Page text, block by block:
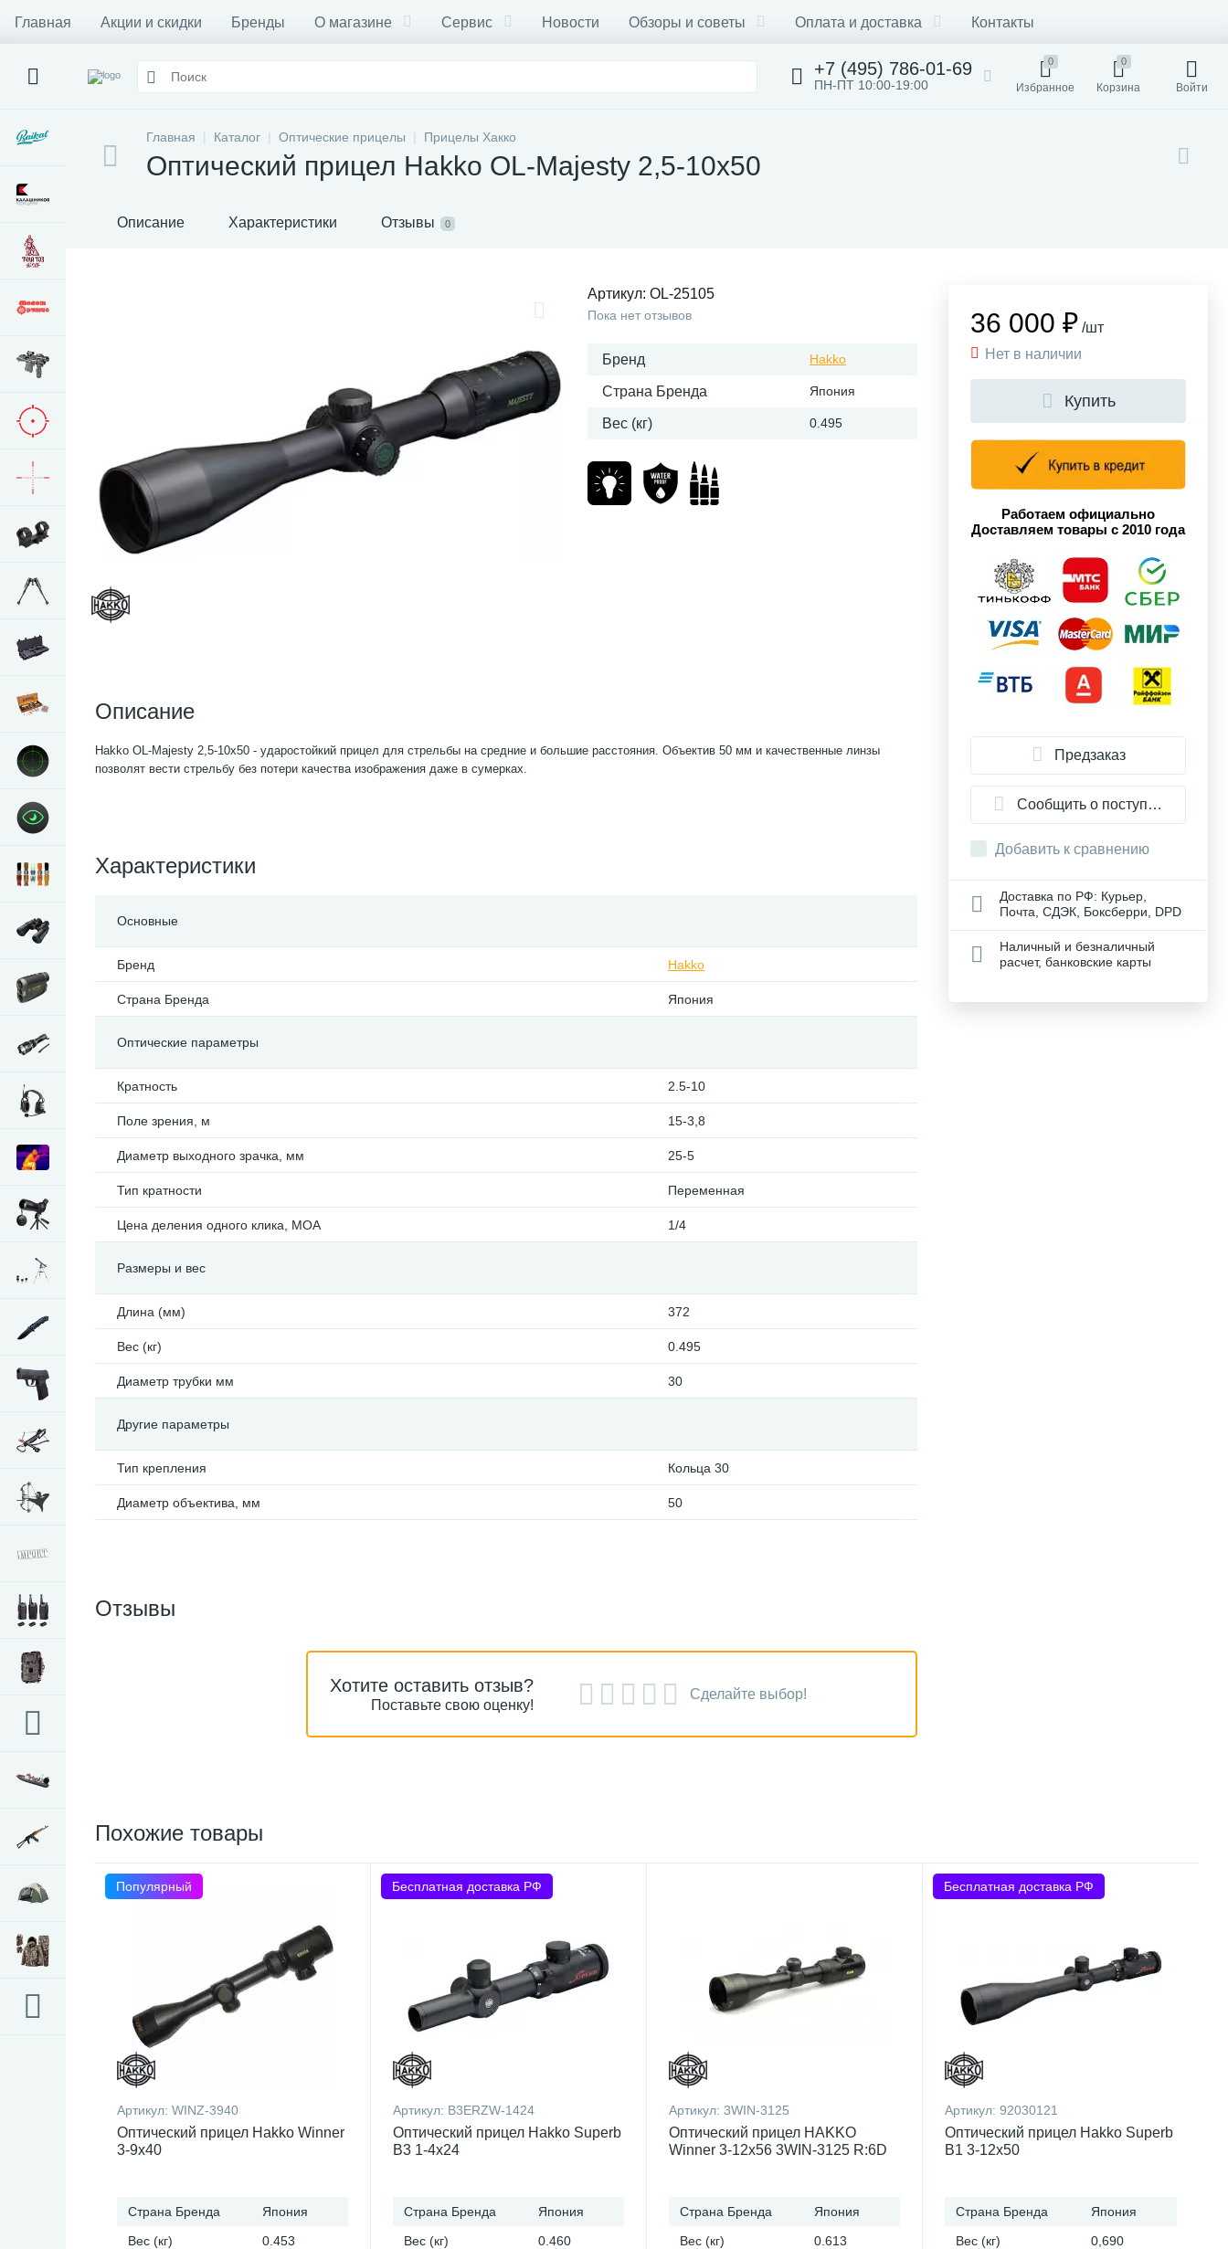
Главная Акции и скидки Бренды О магазине Сервис Новости Обзоры и советы Оплата и доставка Контакты
+7 (495) 786-01-69
ПН-ПТ 10:00-19:00
0
Избранное
0
Корзина Войти
Главная Каталог Оптические прицелы Прицелы Хакко
Оптический прицел Hakko OL-Majesty 2,5-10x50
Описание Характеристики Отзывы 0
Артикул: OL-25105
Пока нет отзывов
Бренд Hakko
Страна Бренда Япония
Вес (кг) 0.495
Описание
Hakko OL-Majesty 2,5-10x50 - ударостойкий прицел для стрельбы на средние и большие расстояния. Объектив 50 мм и качественные линзы
позволят вести стрельбу без потери качества изображения даже в сумерках.
Характеристики
Основные
Бренд Hakko
Страна Бренда Япония
Оптические параметры
Кратность 2.5-10
Поле зрения, м 15-3,8
Диаметр выходного зрачка, мм 25-5
Тип кратности Переменная
Цена деления одного клика, МОА 1/4
Размеры и вес
Длина (мм) 372
Вес (кг) 0.495
Диаметр трубки мм 30
Другие параметры
Тип крепления Кольца 30
Диаметр объектива, мм 50
36 000 ₽ /шт
Нет в наличии
Купить
Работаем официально
Доставляем товары с 2010 года
Предзаказ
Сообщить о поступлении
Добавить к сравнению
Доставка по РФ: Курьер,
Почта, СДЭК, Боксберри, DPD
Наличный и безналичный
расчет, банковские карты
Отзывы
Хотите оставить отзыв?
Поставьте свою оценку!
Сделайте выбор!
Похожие товары
Популярный
Артикул: WINZ-3940
Оптический прицел Hakko Winner
3-9x40
Страна Бренда
Япония
Вес (кг)
0.453
Бесплатная доставка РФ
Артикул: B3ERZW-1424
Оптический прицел Hakko Superb
B3 1-4x24
Страна Бренда
Япония
Вес (кг)
0.460
Артикул: 3WIN-3125
Оптический прицел HAKKO
Winner 3-12x56 3WIN-3125 R:6D
Страна Бренда
Япония
Вес (кг)
0.613
Бесплатная доставка РФ
Артикул: 92030121
Оптический прицел Hakko Superb
B1 3-12x50
Страна Бренда
Япония
Вес (кг)
0,690